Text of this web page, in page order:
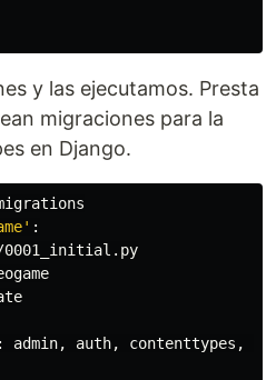
y las ejecutamos. Presta
migraciones para la
en Django.
:
admin, auth, contenttypes,